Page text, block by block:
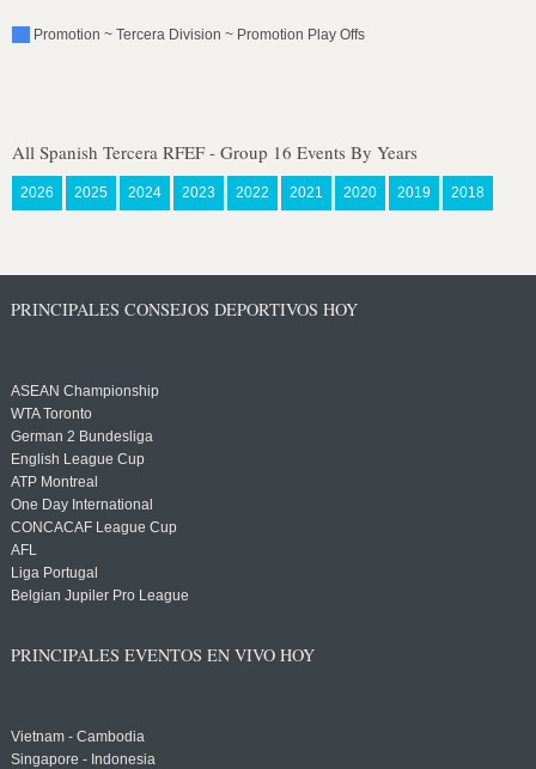
Promotion ~ Tercera Division ~ Promotion Play Offs
All Spanish Tercera RFEF - Group 16 Events By Years
2026 2025 2024 2023 2022 2021 2020 2019 2018
PRINCIPALES CONSEJOS DEPORTIVOS HOY
ASEAN Championship
WTA Toronto
German 2 Bundesliga
English League Cup
ATP Montreal
One Day International
CONCACAF League Cup
AFL
Liga Portugal
Belgian Jupiler Pro League
PRINCIPALES EVENTOS EN VIVO HOY
Vietnam - Cambodia
Singapore - Indonesia